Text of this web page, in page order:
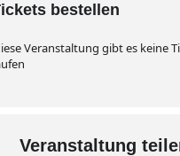
bestellen
Veranstaltung gibt es keine
Veranstaltung